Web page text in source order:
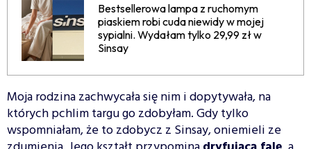
Bestsellerowa lampa z ruchomym
piaskiem robi cuda niewidy w mojej
sypialni. Wydałam tylko 29,99 zł w
Sinsay
Moja rodzina zachwycała się nim i dopytywała, na
których pchlim targu go zdobyłam. Gdy tylko
wspomniałam, że to zdobycz z Sinsay, oniemieli ze